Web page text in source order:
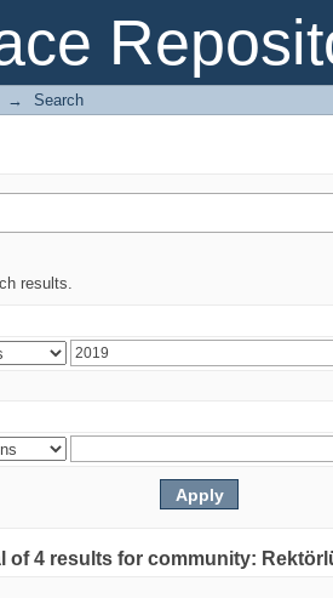
→ Search
results.
of 4 results for community: